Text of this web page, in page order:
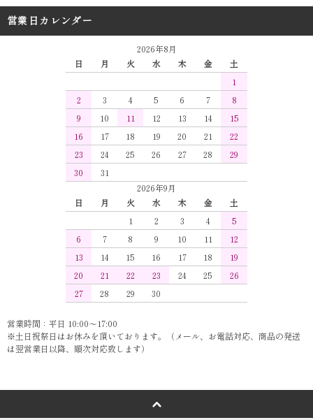
営業日カレンダー
2026年8月
日
月 火 水 木 金
土
1
2
3 4 5 6 7
8
9
10 11 12 13 14
15
16
17 18 19 20 21
22
23
24 25 26 27 28
29
30
31
2026年9月
日
月 火 水 木 金
土
1
2 3 4
5
6
7 8 9 10 11
12
13
14 15 16 17 18
19
20
21 22 23 24 25
26
27
28 29 30
営業時間：平日 10:00～17:00
※土日祝祭日はお休みを頂いております。（メール、お電話対応、商品の発送
は翌営業日以降、順次対応致します）